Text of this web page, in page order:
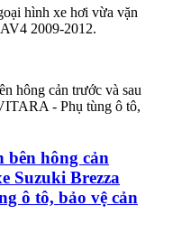
hình xe hơi vừa vặn
2009-2012.
bên hông cản
Suzuki Brezza
ô tô, bảo vệ cản